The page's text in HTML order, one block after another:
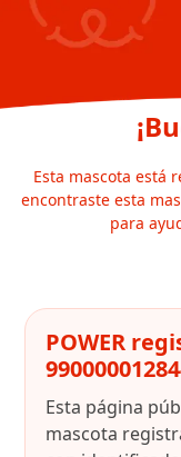
Esta mascota está
encontraste esta
para
POWER
Esta página
mascota